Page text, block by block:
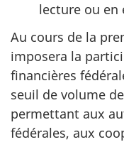
lecture ou en
Au cours de la
imposera la
financières
seuil de volume
permettant aux
fédérales, aux